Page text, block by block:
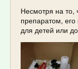
Несмотря на то,
препаратом,
для детей или